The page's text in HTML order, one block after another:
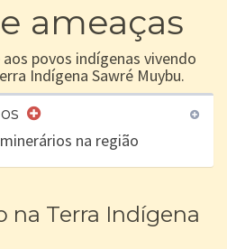
ameaças
povos indígenas vivendo
Indígena Sawré Muybu.
na região
na Terra Indígena